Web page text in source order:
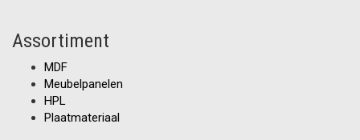
Assortiment
MDF
Meubelpanelen
HPL
Plaatmateriaal